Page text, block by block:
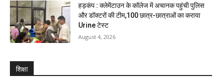
हड़कंप : क्लेमेंटाउन के कॉलेज में अचानक पहुंची पुलिस
और डॉक्टरों की टीम,100 छात्र-छात्राओं का कराया
Urine टेस्ट
August 4, 2026
शिक्षा